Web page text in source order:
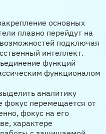
основных
плавно перейдут на
подключая
интеллект.
функций
функционалом
аналитику
фокус перемещается от
фокус на его
характере